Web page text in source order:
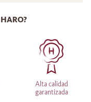
Alta calidad
garantizada